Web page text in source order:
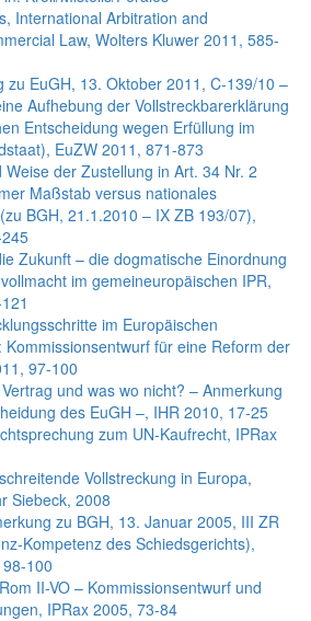
International Arbitration and
Law, Wolters Kluwer 2011, 585-
zu EuGH, 13. Oktober 2011, C-139/10 –
Aufhebung der Vollstreckbarerklärung
Entscheidung wegen Erfüllung im
EuZW 2011, 871-873
Weise der Zustellung in Art. 34 Nr. 2
Maßstab versus nationales
BGH, 21.1.2010 – IX ZB 193/07),
Zukunft – die dogmatische Einordnung
im gemeineuropäischen IPR,
im Europäischen
Kommissionsentwurf für eine Reform der
97-100
und was wo nicht? – Anmerkung
des EuGH –, IHR 2010, 17-25
zum UN-Kaufrecht, IPRax
Vollstreckung in Europa,
Siebeck, 2008
zu BGH, 13. Januar 2005, III ZR
Kompetenz des Schiedsgerichts),
100
II-VO – Kommissionsentwurf und
IPRax 2005, 73-84